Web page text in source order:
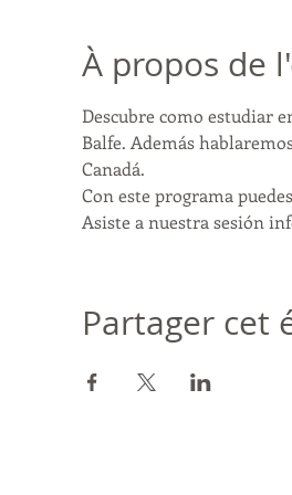
À propos de
Descubre como estudiar
Balfe. Además
Canadá.
Con este programa
Asiste a nuestra sesión
Partager cet